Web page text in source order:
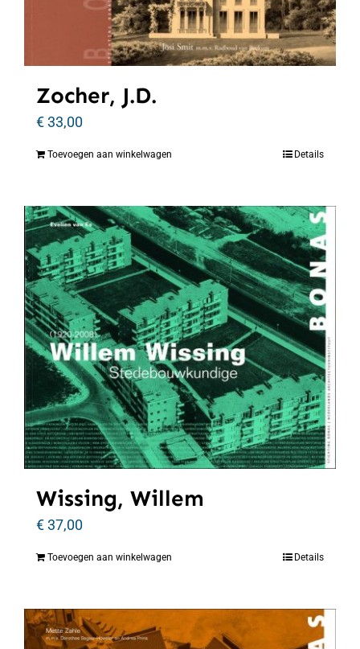
Zocher, J.D.
€33,00
Toevoegen aan winkelwagen Details
Wissing, Willem
€37,00
Toevoegen aan winkelwagen Details